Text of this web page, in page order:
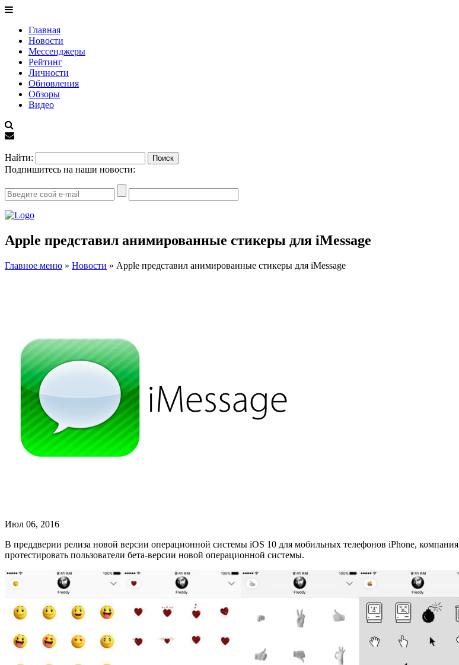
Главная
Новости
Мессенджеры
Рейтинг
Личности
Обновления
Обзоры
Видео
Найти:
Подпишитесь на наши новости:
Apple представил анимированные стикеры для iMessage
Главное меню » Новости » Apple представил анимированные стикеры для iMessage
Июл 06, 2016
В преддверии релиза новой версии операционной системы iOS 10 для мобильных телефонов iPhone, компания
протестировать пользователи бета-версии новой операционной системы.